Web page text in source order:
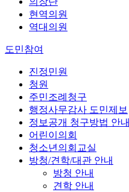
현역의원
역대의원
도민참여
진정민원
청원
주민조례청구
행정사무감사 도민제보
정보공개 청구방법 안내
어린이의회
청소년의회교실
방청/견학/대관 안내
방청 안내
견학 안내